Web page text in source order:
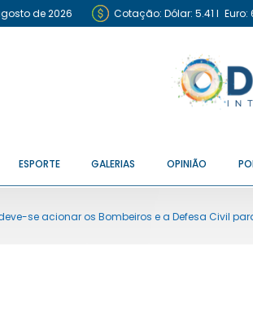
de 2026 Cotação: Dólar: 5.41 I Euro:
ESPORTE GALERIAS OPINIÃO
se acionar os Bombeiros e a Defesa Civil